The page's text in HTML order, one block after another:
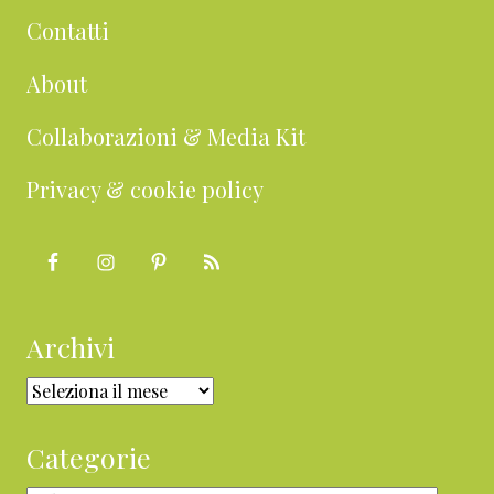
Contatti
About
Collaborazioni & Media Kit
Privacy & cookie policy
Archivi
Archivi
Categorie